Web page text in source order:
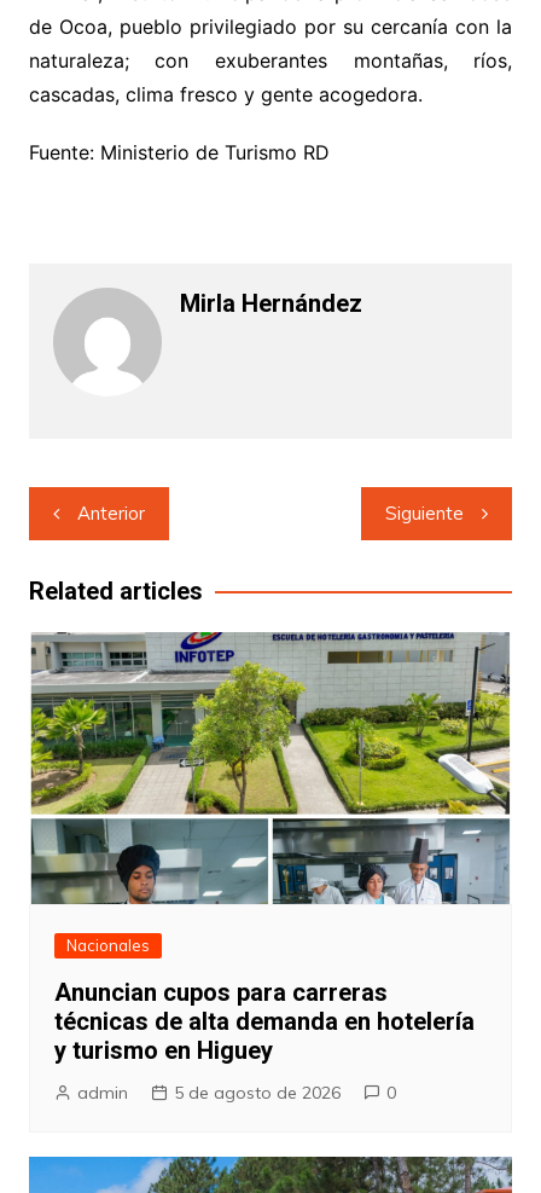
de Ocoa, pueblo privilegiado por su cercanía con la
naturaleza; con exuberantes montañas, ríos,
cascadas, clima fresco y gente acogedora.
Fuente: Ministerio de Turismo RD
Mirla Hernández
Navegación
de
entradas
Anterior Siguiente
Related articles
Nacionales
Anuncian cupos para carreras
técnicas de alta demanda en hotelería
y turismo en Higuey
admin 5 de agosto de 2026 0